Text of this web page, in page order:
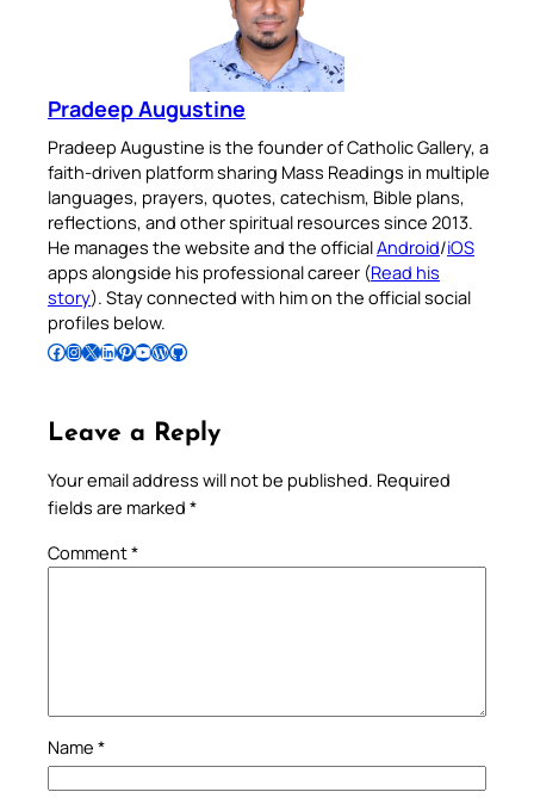
Pradeep Augustine
Pradeep Augustine is the founder of Catholic Gallery, a
faith-driven platform sharing Mass Readings in multiple
languages, prayers, quotes, catechism, Bible plans,
reflections, and other spiritual resources since 2013.
He manages the website and the officialAndroid/iOS
apps alongside his professional career (Read his
story). Stay connected with him on the official social
profiles below.
Follow Pradeep on Facebook Follow Pradeep on InstagramFollow Pradeep on X Follow Pradeep on LinkedIn Follow Pradeep on Pinterest Subscribe to Pradeep’s Youtube Channel Follow Pradeep on WordPress Follow Pradeep on GitHub
Leave a Reply
Your email address will not be published. Required
fields are marked *
Comment*
Name *